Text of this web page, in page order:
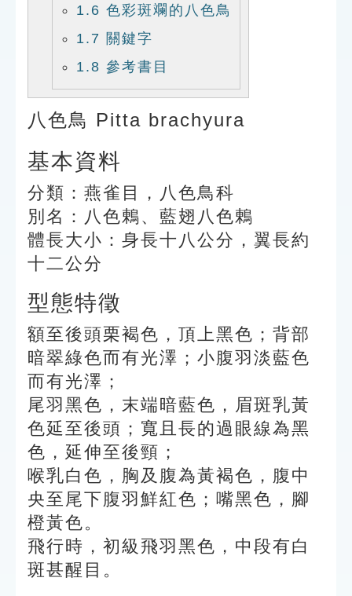
貓頭鷹博士1.6 色彩斑斕的八色鳥
1.7 關鍵字
1.8 參考書目
八色鳥 Pitta brachyura
基本資料
分類：燕雀目，八色鳥科
別名：八色鶇、藍翅八色鶇
體長大小：身長十八公分，翼長約
十二公分
型態特徵
額至後頭栗褐色，頂上黑色；背部
暗翠綠色而有光澤；小腹羽淡藍色
而有光澤；
尾羽黑色，末端暗藍色，眉斑乳黃
色延至後頭；寬且長的過眼線為黑
色，延伸至後頸；
喉乳白色，胸及腹為黃褐色，腹中
央至尾下腹羽鮮紅色；嘴黑色，腳
橙黃色。
飛行時，初級飛羽黑色，中段有白
斑甚醒目。